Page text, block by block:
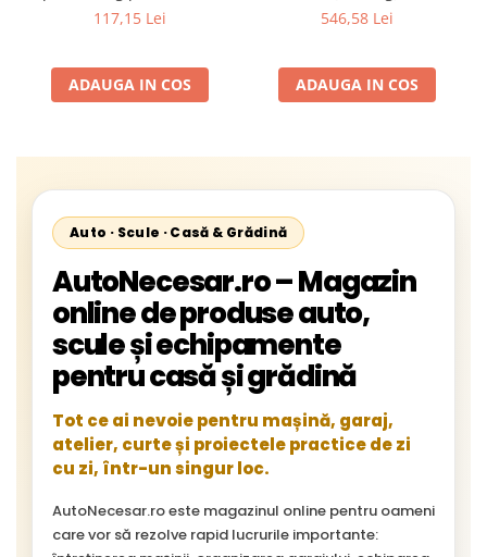
maxima 290cm
117,15 Lei
ADAUGA IN COS
900W, Telecomandă
546,58 Lei
ADAUGA IN COS
Auto · Scule · Casă & Grădină
AutoNecesar.ro – Magazin
online de produse auto,
scule și echipamente
pentru casă și grădină
Tot ce ai nevoie pentru mașină, garaj,
atelier, curte și proiectele practice de zi
cu zi, într-un singur loc.
AutoNecesar.ro este magazinul online pentru oameni
care vor să rezolve rapid lucrurile importante: